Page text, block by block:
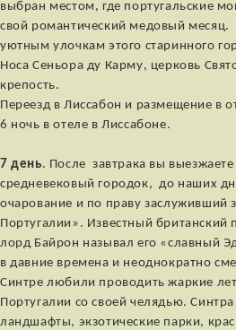
выбран местом, где португальские
свой романтический медовый месяц.
уютным улочкам этого старинного
Носа Сеньора ду Карму, церковь
крепость.
Переезд в Лиссабон и размещение в
6 ночь в отеле в Лиссабоне.
7 день. После завтрака вы
средневековый городок, до наших
очарование и по праву
Португалии». Известный британский
лорд Байрон называл его «славный
в давние времена и неоднократно
Синтре любили проводить жаркие
Португалии со своей челядью.
ландшафты, экзотические парки,